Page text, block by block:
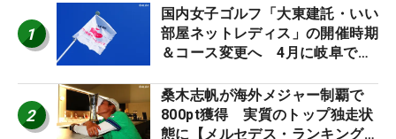
1
国内女子ゴルフ「大東建託・いい
部屋ネットレディス」の開催時期
＆コース変更へ 4月に岐阜で開
2
桑木志帆が海外メジャー制覇で
800pt獲得 実質のトップ独走状
態に【メルセデス・ランキング番